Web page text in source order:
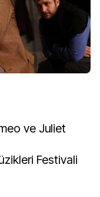
ve Juliet
Festivali